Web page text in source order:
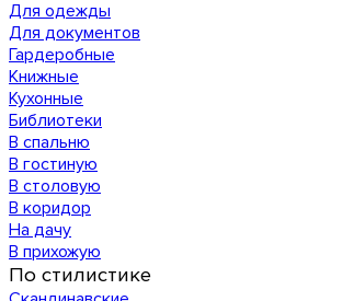
Для одежды
Для документов
Гардеробные
Книжные
Кухонные
Библиотеки
В спальню
В гостиную
В столовую
В коридор
На дачу
В прихожую
По стилистике